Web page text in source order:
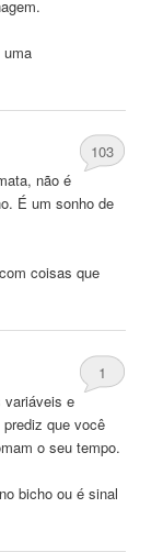
103
não é
É um sonho de
com coisas que
1
variáveis ​​e
que você
o seu tempo.
bicho ou é sinal